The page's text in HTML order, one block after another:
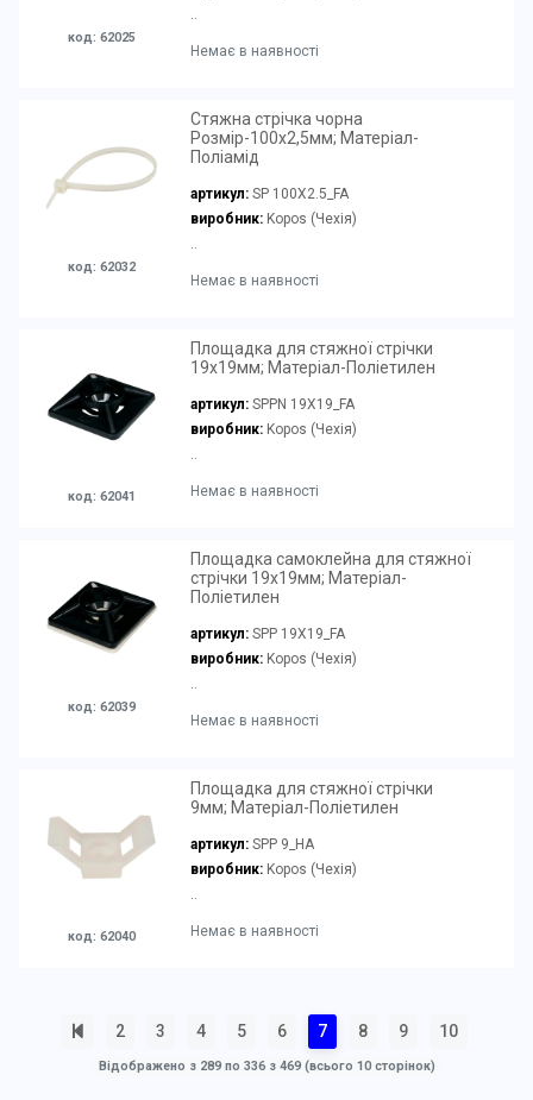
код: 62025
..
Немає в наявності
код: 62032
Стяжна стрічка чорна
Розмір-100х2,5мм; Матеріал-
Поліамід
артикул: SP 100X2.5_FA
виробник:Kopos (Чехія)
..
Немає в наявності
код: 62041
Площадка для стяжної стрічки
19х19мм; Матеріал-Поліетилен
артикул: SPPN 19X19_FA
виробник:Kopos (Чехія)
..
Немає в наявності
код: 62039
Площадка самоклейна для стяжної
стрічки 19х19мм; Матеріал-
Поліетилен
артикул: SPP 19X19_FA
виробник:Kopos (Чехія)
..
Немає в наявності
код: 62040
Площадка для стяжної стрічки
9мм; Матеріал-Поліетилен
артикул: SPP 9_HA
виробник:Kopos (Чехія)
..
Немає в наявності
2 3 4 5 6 7 8 9 10
Відображено з 289 по 336 з 469 (всього 10 сторінок)